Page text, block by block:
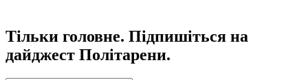
Тільки головне. Підпишіться на
дайджест Політарени.